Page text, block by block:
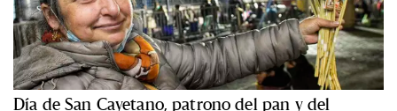
Día de San Cayetano, patrono del pan y del